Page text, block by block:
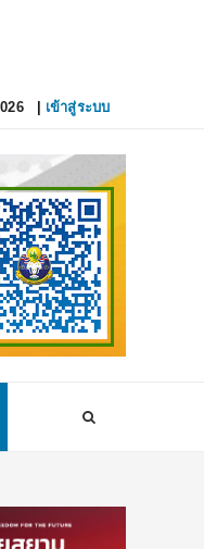
| เข้าสู่ระบบ